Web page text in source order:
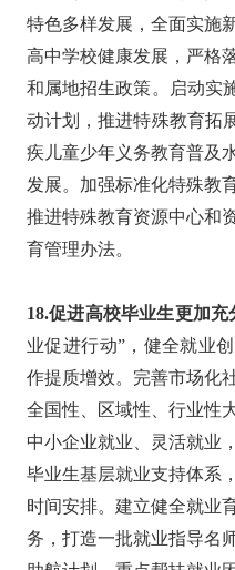
特色多样发展，全面实施
高中学校健康发展，严格
和属地招生政策。启动实
动计划，推进特殊教育拓
疾儿童少年义务教育普及
发展。加强标准化特殊教
推进特殊教育资源中心和
育管理办法。
18.促进高校毕业生更加充
业促进行动”，健全就业
作提质增效。完善市场化
全国性、区域性、行业性
中小企业就业、灵活就业
毕业生基层就业支持体系
时间安排。建立健全就业
务，打造一批就业指导名